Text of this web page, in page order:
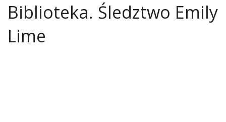
Biblioteka. Śledztwo Emily
Lime